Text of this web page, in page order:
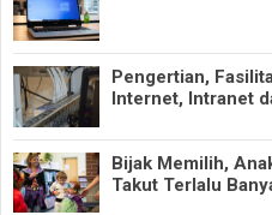
Pengertian,
Internet, Intranet
Bijak Memilih,
Takut Terlalu